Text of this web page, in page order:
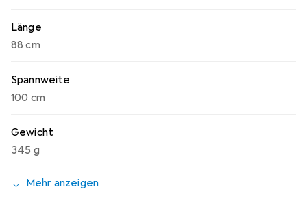
Länge
88 cm
Spannweite
100 cm
Gewicht
345 g
Mehr anzeigen